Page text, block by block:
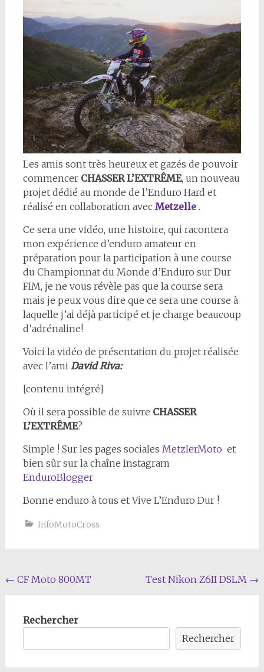
Les amis sont très heureux et gazés de pouvoir
commencer CHASSER L’EXTRÊME, un nouveau
projet dédié au monde de l’Enduro Hard et
réalisé en collaboration avec Metzelle.
Ce sera une vidéo, une histoire, qui racontera
mon expérience d’enduro amateur en
préparation pour la participation à une course
du Championnat du Monde d’Enduro sur Dur
FIM, je ne vous révèle pas que la course sera
mais je peux vous dire que ce sera une course à
laquelle j’ai déjà participé et je charge beaucoup
d’adrénaline!
Voici la vidéo de présentation du projet réalisée
avec l’ami David Riva:
[contenu intégré]
Où il sera possible de suivre CHASSER
L’EXTRÊME?
Simple ! Sur les pages sociales MetzlerMoto et
bien sûr sur la chaîne Instagram
EnduroBlogger
Bonne enduro à tous et Vive L’Enduro Dur !
InfoMotoCross
Navigation
l'article
← CF Moto 800MT Test Nikon Z6II DSLM →
Rechercher
Rechercher